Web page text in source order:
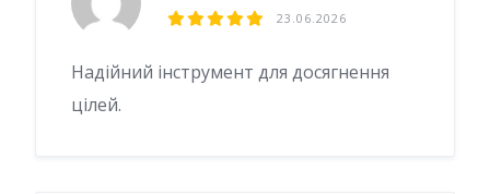
23.06.2026
Надійний інструмент для досягнення
цілей.